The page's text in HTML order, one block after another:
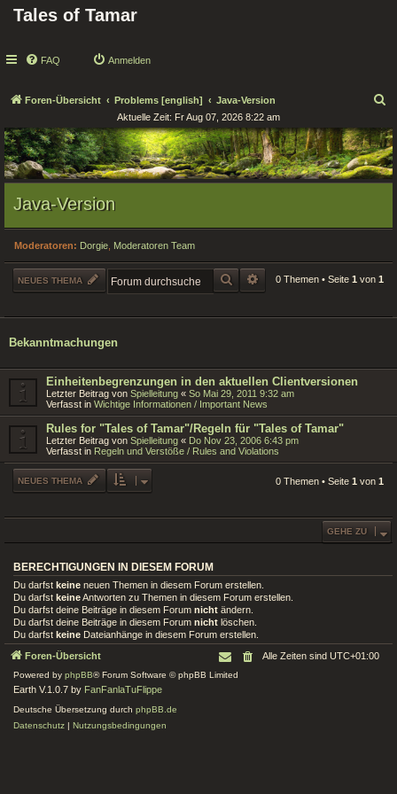
Tales of Tamar
FAQ Anmelden
Foren-Übersicht Problems [english] Java-Version
c
h
e
Aktuelle Zeit: Fr Aug 07, 2026 8:22 am
Java-Version
Moderatoren: Dorgie Moderatoren Team
NEUES THEMA SUCHE ERWEITERTE SUCHE
0 Themen • Seite 1 von 1
Bekanntmachungen
Einheitenbegrenzungen in den aktuellen Clientversionen
Letzter Beitrag von Spielleitung « So Mai 29, 2011 9:32 am
Verfasst in Wichtige Informationen / Important News
Rules for "Tales of Tamar"/Regeln für "Tales of Tamar"
Letzter Beitrag von Spielleitung « Do Nov 23, 2006 6:43 pm
Verfasst in Regeln und Verstöße / Rules and Violations
NEUES THEMA 0 Themen • Seite 1 von 1
GEHE ZU
BERECHTIGUNGEN IN DIESEM FORUM
Du darfst keine neuen Themen in diesem Forum erstellen.
Du darfst keineAntworten zu Themen in diesem Forum erstellen.
Du darfst deine Beiträge in diesem Forum nicht ändern.
Du darfst deine Beiträge in diesem Forum nicht löschen.
Du darfst keine Dateianhänge in diesem Forum erstellen.
Foren-Übersicht Alle Zeiten sind UTC+01:00
Powered by phpBB® Forum Software © phpBB Limited
Earth V.1.0.7 by FanFanlaTuFlippe
Deutsche Übersetzung durch phpBB.de
Datenschutz | Nutzungsbedingungen